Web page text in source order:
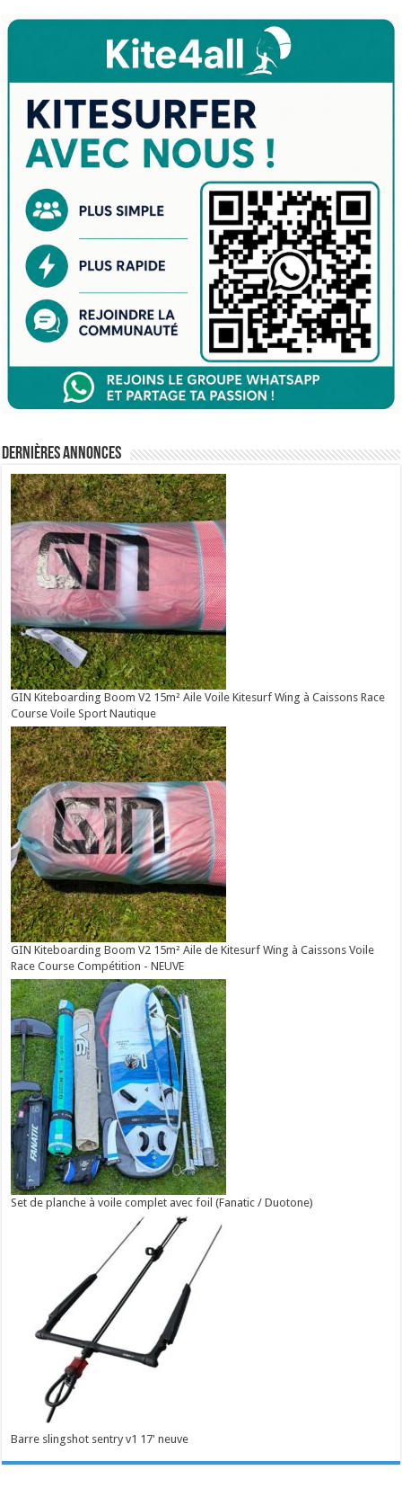
Dernières annonces
GIN Kiteboarding Boom V2 15m² Aile Voile Kitesurf Wing à Caissons Race
Course Voile Sport Nautique
GIN Kiteboarding Boom V2 15m² Aile de Kitesurf Wing à Caissons Voile
Race Course Compétition - NEUVE
Set de planche à voile complet avec foil (Fanatic / Duotone)
Barre slingshot sentry v1 17' neuve